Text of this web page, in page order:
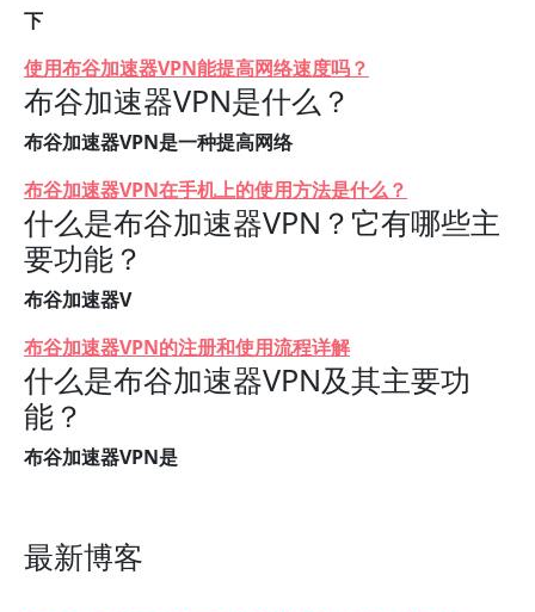
下
使用布谷加速器VPN能提高网络速度吗？
布谷加速器VPN是什么？
布谷加速器VPN是一种提高网络
布谷加速器VPN在手机上的使用方法是什么？
什么是布谷加速器VPN？它有哪些主
要功能？
布谷加速器V
布谷加速器VPN的注册和使用流程详解
什么是布谷加速器VPN及其主要功
能？
布谷加速器VPN是
最新博客